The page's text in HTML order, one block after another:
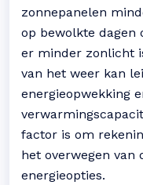
zonnepanelen
op bewolkte dagen
er minder zonlicht
van het weer kan
energieopwekking
factor is om
het overwegen van
energieopties.